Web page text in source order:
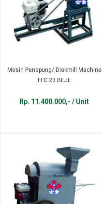
Mesin Penepung/ Diskmill Machine
FFC 23 BEJE
Rp. 11.400.000,- / Unit